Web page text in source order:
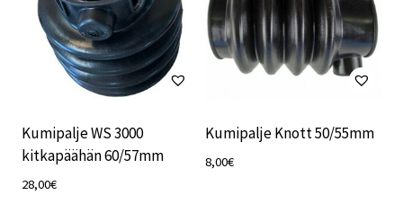
Kumipalje WS 3000
kitkapäähän 60/57mm
28,00€
Kumipalje Knott 50/55mm
8,00€